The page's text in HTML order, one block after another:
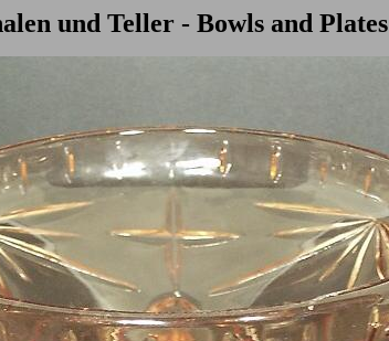
und Teller - Bowls and Plates